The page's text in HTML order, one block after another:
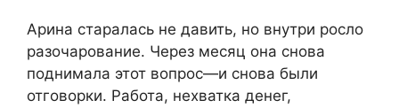
Арина старалась не давить, но внутри росло
разочарование. Через месяц она снова
поднимала этот вопрос—и снова были
отговорки. Работа, нехватка денег,